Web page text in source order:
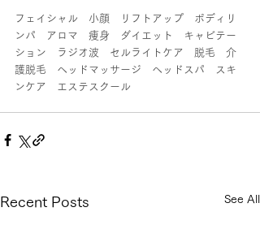
フェイシャル　小顔　リフトアップ　ボディリ
ンパ　アロマ　痩身　ダイエット　キャビテー
ション　ラジオ波　セルライトケア　脱毛　介
護脱毛　ヘッドマッサージ　ヘッドスパ　スキ
ンケア　エステスクール
Recent Posts See All